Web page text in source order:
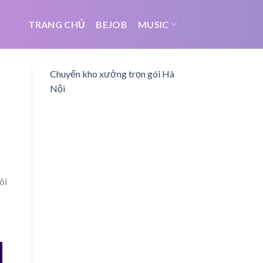
TRANG CHỦ BEJOB MUSIC
Chuyển kho xưởng trọn gói Hà
Nội